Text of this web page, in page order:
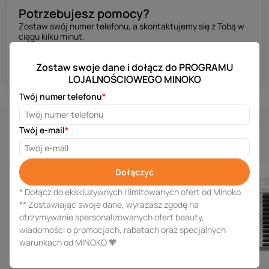
Potrzebujesz pomocy?
Zostaw swój numer telefonu, а skontaktujemy się z Tobą w
ciągu kilku minut.
Uzyskaj konsultację
Similar products
Zostaw swoje dane i dołącz do PROGRAMU
LOJALNOŚCIOWEGO MINOKO
Twój numer telefonu*
Twój e-mail*
Dołączyć
* Dołącz do ekskluzywnych i limitowanych ofert od Minoko.
** Zostawiając swoje dane, wyrażasz zgodę na
otrzymywanie spersonalizowanych ofert beauty,
wiadomości o promocjach, rabatach oraz specjalnych
warunkach od MINOKO 🧡